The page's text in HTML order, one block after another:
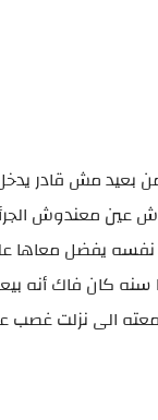
بعيد مش قادر
معندوش الجرأه
نفسه يفضل
هيفضل يرازى فيها وبعد عشان خايف
الى نزلت غصب